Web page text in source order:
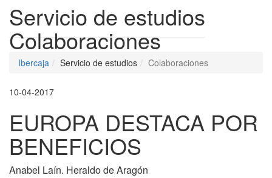
Servicio de estudios
Colaboraciones
Ibercaja Servicio de estudios Colaboraciones
10-04-2017
EUROPA DESTACA POR
BENEFICIOS
Anabel Laín. Heraldo de Aragón